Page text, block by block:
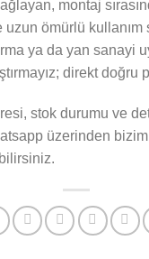
montaj
uzun ömürlü kullanım
ya da yan sanayi
direkt doğru
stok durumu ve
üzerinden